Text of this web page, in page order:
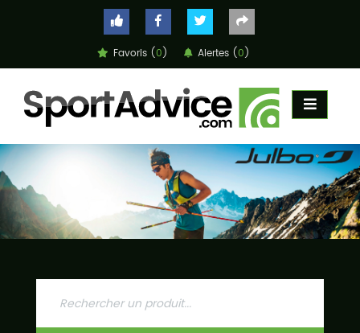
Favoris (0) Alertes (0)
COMPARATEUR
CONSEILS
CONTACT